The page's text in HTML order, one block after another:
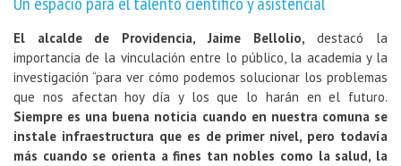
El alcalde de Providencia, Jaime Bellolio, destacó la
importancia de la vinculación entre lo público, la academia y la
investigación “para ver cómo podemos solucionar los problemas
que nos afectan hoy día y los que lo harán en el futuro.
Siempre es una buena noticia cuando en nuestra comuna se
instale infraestructura que es de primer nivel, pero todavía
más cuando se orienta a fines tan nobles como la salud, la